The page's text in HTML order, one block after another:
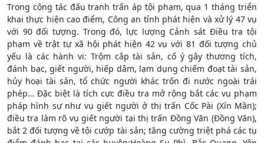
Trong công tác đấu tranh trấn áp tội phạm, qua 1 tháng triển
khai thực hiện cao điểm, Công an tỉnh phát hiện và xử lý 47 vụ
với 90 đối tượng. Trong đó, lực lượng Cảnh sát Điều tra tội
phạm về trật tự xã hội phát hiện 42 vụ với 81 đối tượng chủ
yếu là các hành vi: Trộm cắp tài sản, cố ý gây thương tích,
đánh bạc, giết người, hiếp dâm, lạm dụng chiếm đoạt tài sản,
hủy hoại tài sản, tổ chức người khác trốn đi nước ngoài trái
phép… Đặc biệt là tích cực điều tra mở rộng bắt các vụ phạm
pháp hình sự như vụ giết người ở thị trấn Cốc Pài (Xín Mần);
điều tra làm rõ vụ giết người tại thị trấn Đồng Văn (Đồng Văn),
bắt 2 đối tượng về tội cướp tài sản; tăng cường triệt phá các tụ